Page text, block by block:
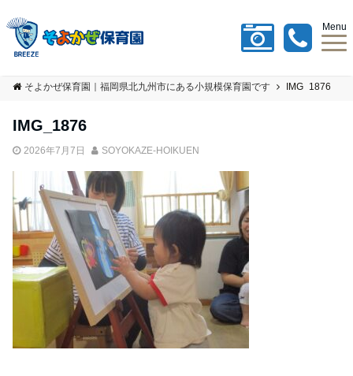
Menu
そよかぜ保育園｜福岡県北九州市にある小規模保育園です IMG_1876
IMG_1876
2026年7月7日 SOYOKAZE-HOIKUEN